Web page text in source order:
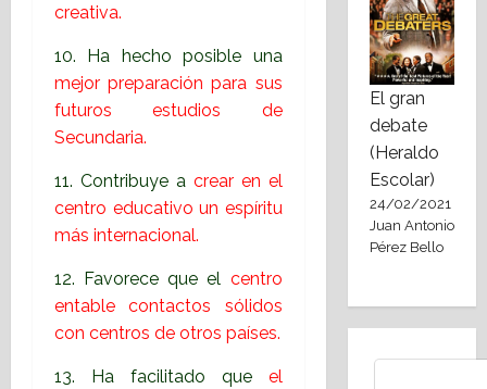
creativa.
10. Ha hecho posible una
mejor preparación para sus
futuros estudios de
Secundaria.
11. Contribuye a crear en el
centro educativo un espíritu
más internacional.
12. Favorece que el centro
entable contactos sólidos
con centros de otros países.
13. Ha facilitado que el
El gran
debate
(Heraldo
Escolar)
24/02/2021
Juan Antonio
Pérez Bello